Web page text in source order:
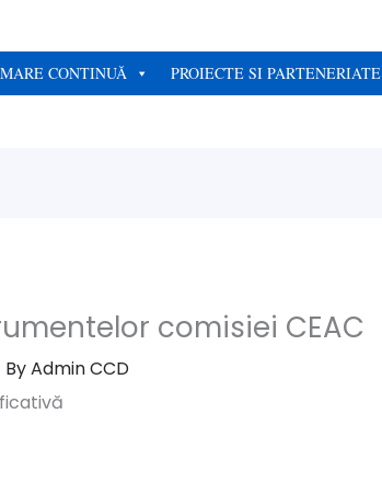
CONTINUĂ PROIECTE SI PARTENERIATE
comisiei CEAC
Admin CCD